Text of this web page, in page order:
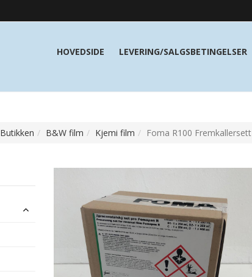
HOVEDSIDE LEVERING/SALGSBETINGELSER
Butikken B&W film Kjemi film Foma R100 Fremkallersett